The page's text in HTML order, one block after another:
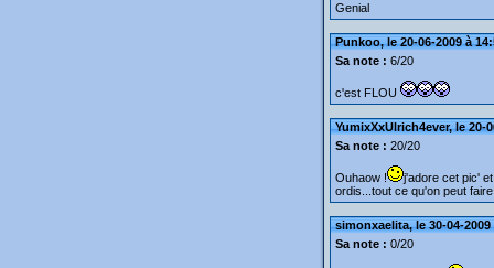
Genial
Punkoo, le 20-06-2009 à
Sa note : 6/20
c'est FLOU
YumixXxUlrich4ever, le 20-
Sa note : 20/20
Ouhaow !
j'adore cet pic'
ordis...tout ce qu'on peut
simonxaelita, le 30-04-2009
Sa note : 0/20